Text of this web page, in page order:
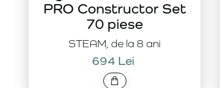
STEAM, de la 8 ani
PRO Constructor Set
70 piese
694 Lei